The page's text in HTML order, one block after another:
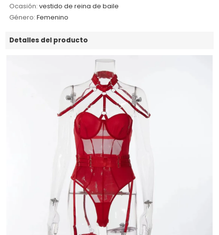
Ocasión: vestido de reina de baile
Género: Femenino
Detalles del producto